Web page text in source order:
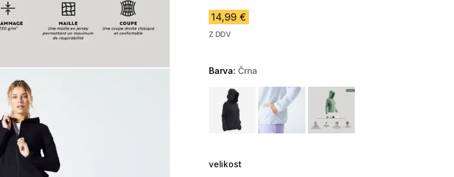
14,99 €
Z DDV
Barva: Črna
Choose a variant
velikost